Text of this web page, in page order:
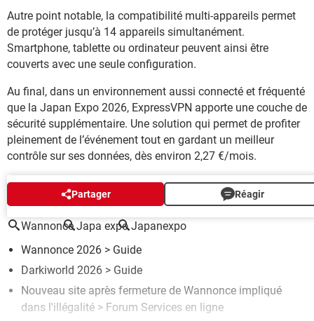
Autre point notable, la compatibilité multi-appareils permet
de protéger jusqu’à 14 appareils simultanément.
Smartphone, tablette ou ordinateur peuvent ainsi être
couverts avec une seule configuration.
Au final, dans un environnement aussi connecté et fréquenté
que la Japan Expo 2026, ExpressVPN apporte une couche de
sécurité supplémentaire. Une solution qui permet de profiter
pleinement de l’événement tout en gardant un meilleur
contrôle sur ses données, dès environ 2,27 €/mois.
Partager Réagir
AUTOUR DU MÊME SUJET
Wannonce Japa expo Japanexpo
Wannonce 2026 > Guide
Darkiworld 2026 > Guide
Nouveau site après fermeture de Wannonce impliqué
dans l'illégalité > Forum Services en ligne